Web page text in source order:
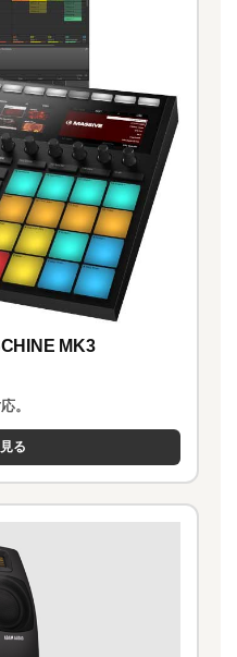
MK3
。
る